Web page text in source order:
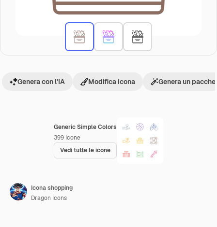
Generic Simple Colors
399 Icone
Vedi tutte le icone
Genera con l'IA Modifica icona Genera un
Icona shopping
Dragon Icons